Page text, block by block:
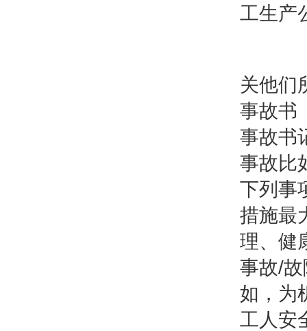
工生产
关他们
事故
事故书
事故比
下列事
措施最
理、健
事故/
如，为
工人安